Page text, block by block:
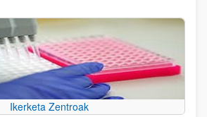
Ikerketa Zentroak